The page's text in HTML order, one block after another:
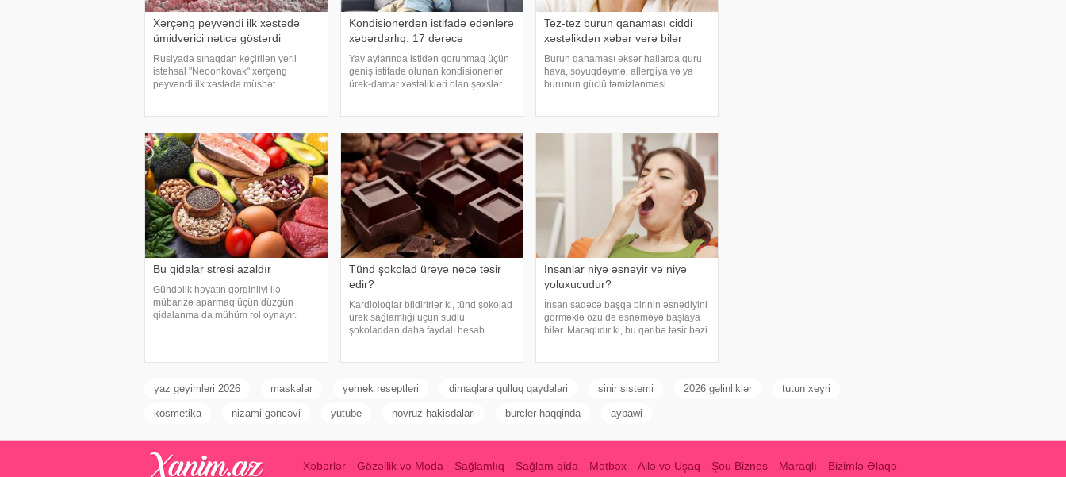
Xərçəng peyvəndi ilk xəstədə
ümidverici nəticə göstərdi
Rusiyada sınaqdan keçirilən yerli
istehsal "Neoonkovak" xərçəng
peyvəndi ilk xəstədə müsbət
Mikrobiologiya Mərkəzini
Kondisionerdən istifadə edənlərə
xəbərdarlıq: 17 dərəcə
Yay aylarında istidən qorunmaq üçün
geniş istifadə olunan kondisionerlər
ürək-damar xəstəlikləri olan şəxslər
Tez-tez burun qanaması ciddi
xəstəlikdən xəbər verə bilər
Burun qanaması əksər hallarda quru
hava, soyuqdəymə, allergiya və ya
burunun güclü təmizlənməsi
dayanırsa, mütlə
Bu qidalar stresi azaldır
Gündəlik həyatın gərginliyi ilə
mübarizə aparmaq üçün düzgün
qidalanma da mühüm rol oynayır.
azaltmağa kömək edə bilər
Tünd şokolad ürəyə necə təsir
edir?
Kardioloqlar bildirirlər ki, tünd şokolad
ürək sağlamlığı üçün südlü
şokoladdan daha faydalı hesab
İnsanlar niyə əsnəyir və niyə
yoluxucudur?
İnsan sadəcə başqa birinin əsnədiyini
görməklə özü də əsnəməyə başlaya
bilər. Maraqlıdır ki, bu qəribə təsir bəzi
yaz geyimleri 2026 maskalar yemek reseptleri dirnaqlara qulluq qaydalari sinir sistemi 2026 gəlinliklər tutun xeyri
kosmetika nizami gəncəvi yutube novruz hakisdalari burcler haqqinda aybawi
Xəbərlər Gözəllik və Moda Sağlamlıq Sağlam qida Mətbəx Ailə və Uşaq Şou Biznes Maraqlı Bizimlə Əlaqə